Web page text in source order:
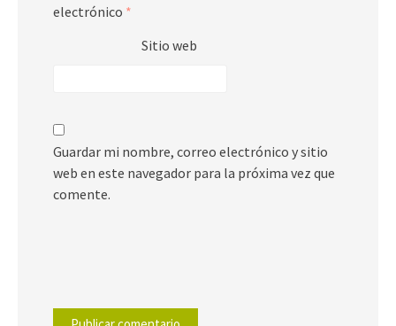
electrónico *
Sitio web
Guardar mi nombre, correo electrónico y sitio
web en este navegador para la próxima vez que
comente.